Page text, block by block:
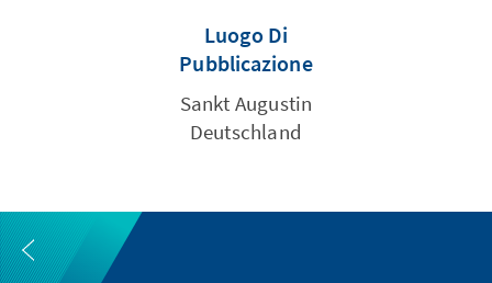
Luogo Di
Pubblicazione
Sankt Augustin
Deutschland